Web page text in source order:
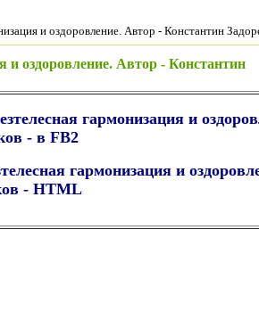
и оздоровление. Автор - Константин
и оздоровление. Автор - Константин
гармонизация и
- в FB2
гармонизация и
- HTML